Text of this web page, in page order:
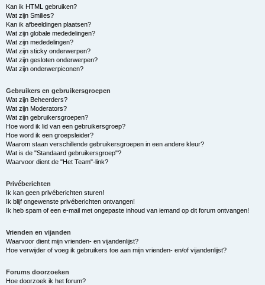
Kan ik HTML gebruiken?
Wat zijn Smilies?
Kan ik afbeeldingen plaatsen?
Wat zijn globale mededelingen?
Wat zijn mededelingen?
Wat zijn sticky onderwerpen?
Wat zijn gesloten onderwerpen?
Wat zijn onderwerpiconen?
Gebruikers en gebruikersgroepen
Wat zijn Beheerders?
Wat zijn Moderators?
Wat zijn gebruikersgroepen?
Hoe word ik lid van een gebruikersgroep?
Hoe word ik een groepsleider?
Waarom staan verschillende gebruikersgroepen in een andere kleur?
Wat is de "Standaard gebruikersgroep"?
Waarvoor dient de "Het Team"-link?
Privéberichten
Ik kan geen privéberichten sturen!
Ik blijf ongewenste privéberichten ontvangen!
Ik heb spam of een e-mail met ongepaste inhoud van iemand op dit forum ontvangen!
Vrienden en vijanden
Waarvoor dient mijn vrienden- en vijandenlijst?
Hoe verwijder of voeg ik gebruikers toe aan mijn vrienden- en/of vijandenlijst?
Forums doorzoeken
Hoe doorzoek ik het forum?